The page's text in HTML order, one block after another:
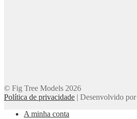
© Fig Tree Models 2026
Política de privacidade | Desenvolvido por
A minha conta